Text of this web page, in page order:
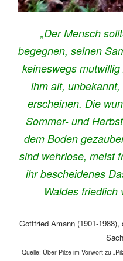
„Der Mensch
begegnen, seinen
keineswegs
ihm alt,
erscheinen. Die
Sommer- und
dem Boden
sind wehrlose, meist
ihr bescheidenes
Waldes friedlich
Gottfried Amann (1901-1988),
Quelle: Über Pilze im Vorwort zu